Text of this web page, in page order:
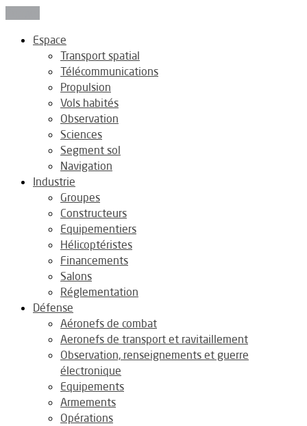
Espace
Transport spatial
Télécommunications
Propulsion
Vols habités
Observation
Sciences
Segment sol
Navigation
Industrie
Groupes
Constructeurs
Equipementiers
Hélicoptéristes
Financements
Salons
Réglementation
Défense
Aéronefs de combat
Aeronefs de transport et ravitaillement
Observation, renseignements et guerre
électronique
Equipements
Armements
Opérations